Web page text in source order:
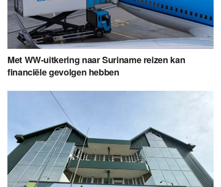
Met WW-uitkering naar Suriname reizen kan
financiële gevolgen hebben